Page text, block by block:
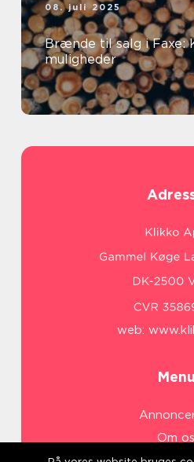
08. juli 2025
Brænde til salg i Faxe:
muligheder
web:
Menu
Om os